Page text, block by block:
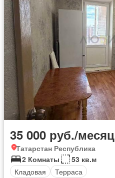
35 000 руб./месяц
Татарстан Республика
2 Комнаты
53 кв.м
Кладовая
Терраса